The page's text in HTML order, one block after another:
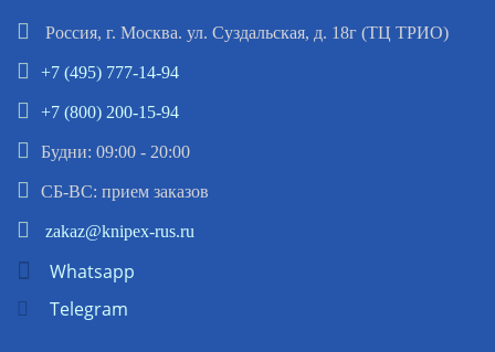
Россия, г. Москва. ул. Суздальская, д. 18г (ТЦ ТРИО)
+7 (495) 777-14-94
+7 (800) 200-15-94
Будни: 09:00 - 20:00
СБ-ВС: прием заказов
zakaz@knipex-rus.ru
Whatsapp
Telegram